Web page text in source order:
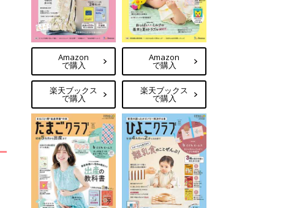
Amazon
で購入
楽天ブックス
で購入
Amazon
で購入
楽天ブックス
で購入